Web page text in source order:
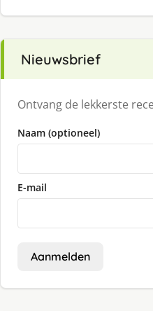
Nieuwsbrief
Ontvang de lekkerste
Naam (optioneel)
E-mail
Aanmelden